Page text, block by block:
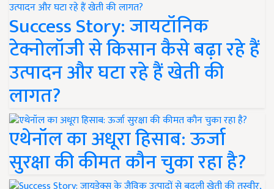
Success Story: जायटॉनिक
टेक्नोलॉजी से किसान कैसे बढ़ा रहे हैं
उत्पादन और घटा रहे हैं खेती की
लागत?
एथेनॉल का अधूरा हिसाब: ऊर्जा
सुरक्षा की कीमत कौन चुका रहा है?